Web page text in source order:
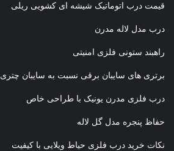
قیمت درب اتوماتیک شیشه ای کشویی ریلی
درب مدل لاله مدرن
راهبند ستونی فلزی امنیتی
برتری های سایبان برقی نسبت به سایبان چتری
درب فلزی مدرن یونیک با طراحی خاص
حفاظ پنجره مدل گل لاله
نکات خرید درب فلزی حیاط ویلایی با کیفیت